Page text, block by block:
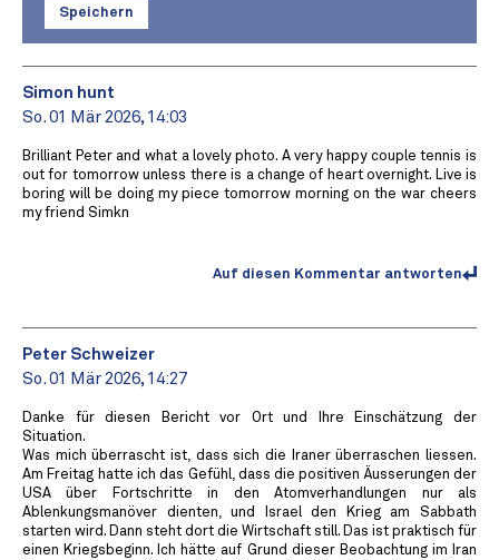
Speichern
Simon hunt
So. 01 Mär 2026, 14:03
Brilliant Peter and what a lovely photo. A very happy couple tennis is
out for tomorrow unless there is a change of heart overnight. Live is
boring will be doing my piece tomorrow morning on the war cheers
my friend Simkn
Auf diesen Kommentar antworten
Peter Schweizer
So. 01 Mär 2026, 14:27
Danke für diesen Bericht vor Ort und Ihre Einschätzung der
Situation.
Was mich überrascht ist, dass sich die Iraner überraschen liessen.
Am Freitag hatte ich das Gefühl, dass die positiven Äusserungen der
USA über Fortschritte in den Atomverhandlungen nur als
Ablenkungsmanöver dienten, und Israel den Krieg am Sabbath
starten wird. Dann steht dort die Wirtschaft still. Das ist praktisch für
einen Kriegsbeginn. Ich hätte auf Grund dieser Beobachtung im Iran